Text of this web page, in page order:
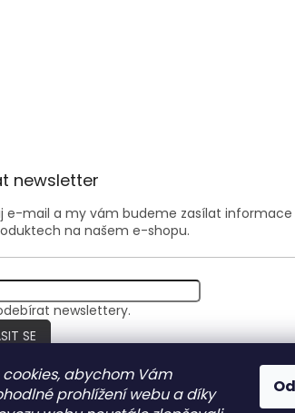
cookies, abychom Vám
prohlížení webu a díky
newsletter
e-mail a my vám budeme zasílat informace
na našem e-shopu.
newslettery.
SE
Nite Ize Czech